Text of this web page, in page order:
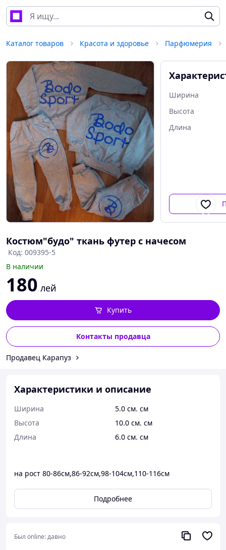
Каталог товаров Красота и здоровье Парфюмерия
Ширина
Высота
Длина
Костюм"будо" ткань футер с начесом
Код: 009395-5
В наличии
180 лей
Контакты продавца
Купить
Продавец Карапуз
Характеристики и описание
Ширина
5.0 см. см
Высота
10.0 см. см
Длина
6.0 см. см
на рост 80-86см,86-92см,98-104см,110-116см
Подробнее
Был online:давно